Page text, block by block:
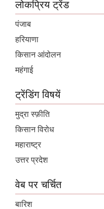
लोकप्रिय ट्रेंड
पंजाब
हरियाणा
किसान आंदोलन
महंगाई
ट्रेंडिंग विषयें
मुद्रा स्फ़ीति
किसान विरोध
महाराष्ट्र
उत्तर प्रदेश
वेब पर चर्चित
बारिश